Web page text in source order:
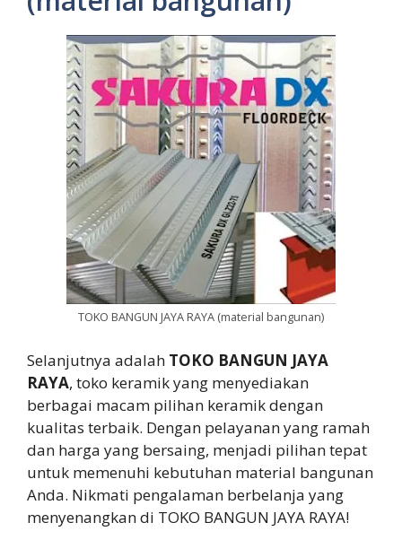
TOKO BANGUN JAYA RAYA (material bangunan)
Selanjutnya adalah TOKO BANGUN JAYA
RAYA, toko keramik yang menyediakan
berbagai macam pilihan keramik dengan
kualitas terbaik. Dengan pelayanan yang ramah
dan harga yang bersaing, menjadi pilihan tepat
untuk memenuhi kebutuhan material bangunan
Anda. Nikmati pengalaman berbelanja yang
menyenangkan di TOKO BANGUN JAYA RAYA!